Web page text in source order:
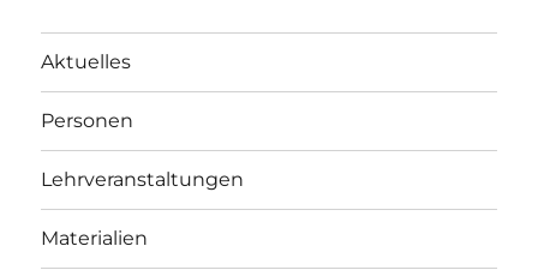
Aktuelles
Personen
Lehrveranstaltungen
Materialien